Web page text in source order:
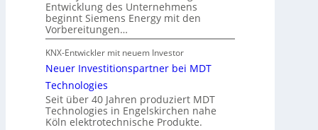
Entwicklung des Unternehmens
beginnt Siemens Energy mit den
Vorbereitungen…
KNX-Entwickler mit neuem Investor
Neuer Investitionspartner bei MDT
Technologies
Seit über 40 Jahren produziert MDT
Technologies in Engelskirchen nahe
Köln elektrotechnische Produkte.